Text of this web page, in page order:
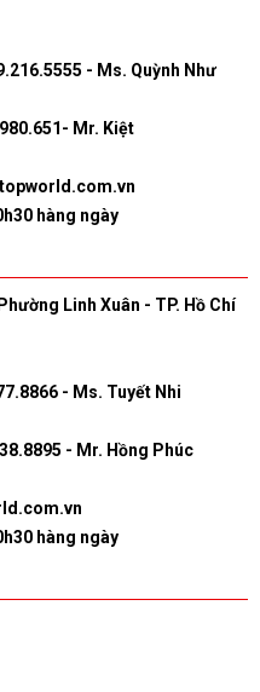
- Ms. Quỳnh Như
Mr. Kiệt
hàng ngày
Linh Xuân - TP. Hồ Chí
- Ms. Tuyết Nhi
- Mr. Hồng Phúc
hàng ngày